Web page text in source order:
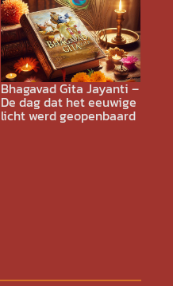
Bhagavad Gita Jayanti –
De dag dat het eeuwige
licht werd geopenbaard